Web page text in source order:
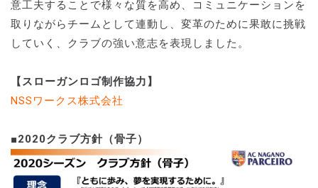
意工夫することで様々な質を高め、コミュニケーションを
取りながらチームとして連動し、変革のために果敢に挑戦
していく、クラブの強い意志を表現しました。
【スローガンロゴ制作協力】
NSSワークス株式会社
■2020クラブ方針（骨子）